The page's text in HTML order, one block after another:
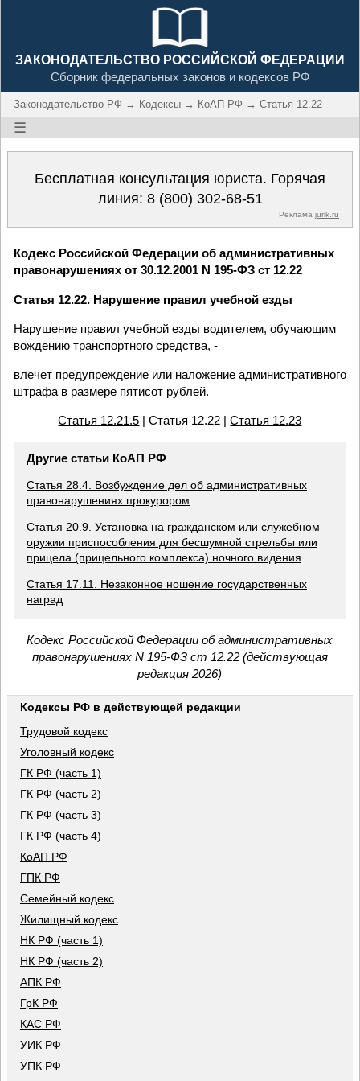
ЗАКОНОДАТЕЛЬСТВО РОССИЙСКОЙ ФЕДЕРАЦИИ
Сборник федеральных законов и кодексов РФ
Законодательство РФ → Кодексы → КоАП РФ → Статья 12.22
☰
Бесплатная консультация юриста. Горячая
линия: 8 (800) 302-68-51
Реклама jurik.ru
Кодекс Российской Федерации об административных
правонарушениях от 30.12.2001 N 195-ФЗ ст 12.22
Статья 12.22. Нарушение правил учебной езды
Нарушение правил учебной езды водителем, обучающим
вождению транспортного средства, -
влечет предупреждение или наложение административного
штрафа в размере пятисот рублей.
Статья 12.21.5 | Статья 12.22 |Статья 12.23
Другие статьи КоАП РФ
Статья 28.4. Возбуждение дел об административных
правонарушениях прокурором
Статья 20.9. Установка на гражданском или служебном
оружии приспособления для бесшумной стрельбы или
прицела (прицельного комплекса) ночного видения
Статья 17.11. Незаконное ношение государственных
наград
Кодекс Российской Федерации об административных
правонарушениях N 195-ФЗ ст 12.22 (действующая
редакция 2026)
Кодексы РФ в действующей редакции
Трудовой кодекс
Уголовный кодекс
ГК РФ (часть 1)
ГК РФ (часть 2)
ГК РФ (часть 3)
ГК РФ (часть 4)
КоАП РФ
ГПК РФ
Семейный кодекс
Жилищный кодекс
НК РФ (часть 1)
НК РФ (часть 2)
АПК РФ
ГрК РФ
КАС РФ
УИК РФ
УПК РФ